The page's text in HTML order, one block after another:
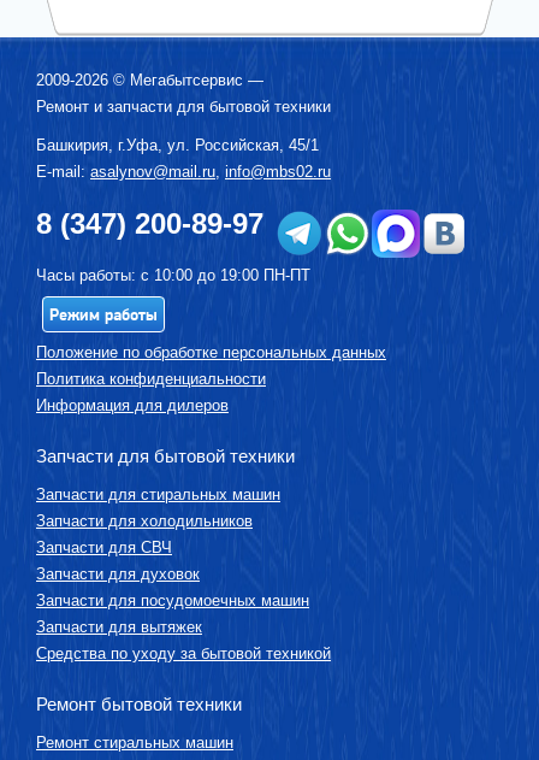
2009-2026 © Мегабытсервис —
Ремонт и запчасти для бытовой техники
Башкирия, г.Уфа, ул. Российская, 45/1
E-mail: asalynov@mail.ru, info@mbs02.ru
8 (347) 200-89-97
Часы работы: с 10:00 до 19:00 ПН-ПТ
Режим работы
Положение по обработке персональных данных
Политика конфиденциальности
Информация для дилеров
Запчасти для бытовой техники
Запчасти для стиральных машин
Запчасти для холодильников
Запчасти для СВЧ
Запчасти для духовок
Запчасти для посудомоечных машин
Запчасти для вытяжек
Средства по уходу за бытовой техникой
Ремонт бытовой техники
Ремонт стиральных машин